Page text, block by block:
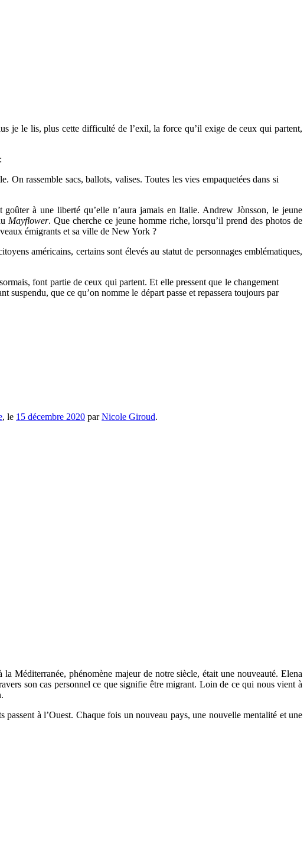
je le lis, plus cette difficulté de l’exil, la force qu’il exige de ceux qui partent,
rassemble sacs, ballots, valises. Toutes les vies empaquetées dans si
à une liberté qu’elle n’aura jamais en Italie. Andrew Jònsson, le jeune
Mayflower. Que cherche ce jeune homme riche, lorsqu’il prend des photos de
émigrants et sa ville de New York ?
américains, certains sont élevés au statut de personnages emblématiques,
font partie de ceux qui partent. Et elle pressent que le changement
suspendu, que ce qu’on nomme le départ passe et repassera toujours par
, le 15 décembre 2020 parNicole Giroud.
Méditerranée, phénomène majeur de notre siècle, était une nouveauté. Elena
son cas personnel ce que signifie être migrant. Loin de ce qui nous vient à
passent à l’Ouest. Chaque fois un nouveau pays, une nouvelle mentalité et une